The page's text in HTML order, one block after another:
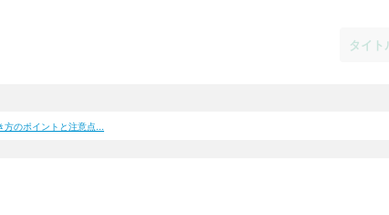
方のポイントと注意点...